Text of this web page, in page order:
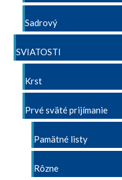
Sadrový
SVIATOSTI
Krst
Prvé sväté prijímanie
Pamätné listy
Rôzne